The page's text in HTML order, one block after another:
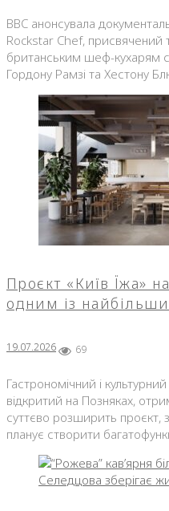
BBC анонсувала
Rockstar Chef,
британським шеф-кухарям
Гордону Рамзі та Хестону
Проєкт «Київ Їжа»
одним із
19.07.2026 69
Гастрономічний і
відкритий на Позняках,
суттєво розширить проєкт,
планує створити